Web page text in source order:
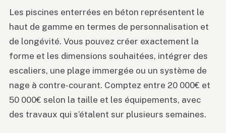
Les piscines enterrées en béton représentent le
haut de gamme en termes de personnalisation et
de longévité. Vous pouvez créer exactement la
forme et les dimensions souhaitées, intégrer des
escaliers, une plage immergée ou un système de
nage à contre-courant. Comptez entre 20 000€ et
50 000€ selon la taille et les équipements, avec
des travaux qui s’étalent sur plusieurs semaines.